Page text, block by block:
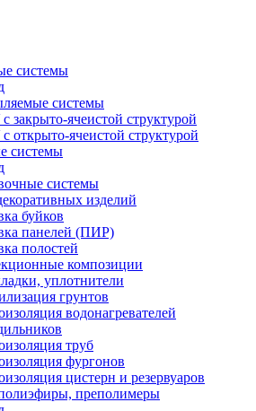
системы
системы
закрыто-ячеистой структурой
открыто-ячеистой структурой
системы
системы
изделий
буйков
панелей (ПИР)
полостей
композиции
уплотнители
грунтов
водонагревателей
труб
фургонов
цистерн и резервуаров
преполимеры